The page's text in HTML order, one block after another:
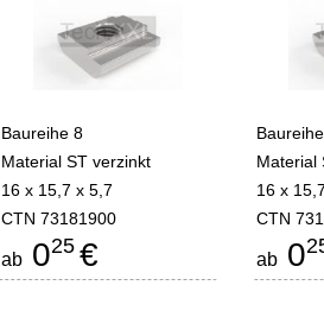
Baureihe 8
Material ST verzinkt
16 x 15,7 x 5,7
CTN 73181900
ab 025 €
Material
16 x
CTN
ab 0